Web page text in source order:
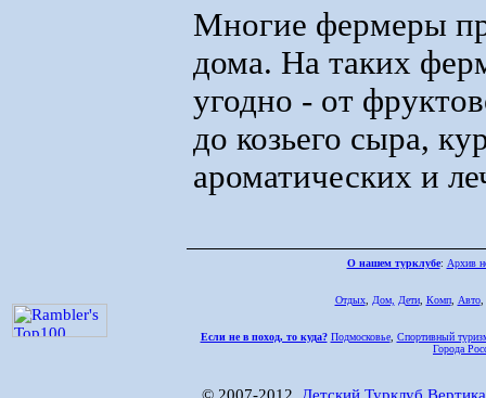
Многие фермеры
дома. На таких
угодно - от
до козьего сыра,
ароматических и
О нашем турклубе: Архив
Отдых, Дом, Дети, Комп, Авто,
Если не в поход, то куда? Подмосковье, Спортивный
Города